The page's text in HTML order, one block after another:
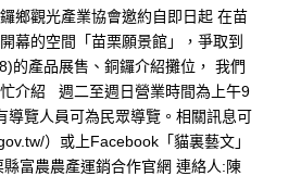
鄉觀光產業協會邀約自即日起 在苗
幕的空間「苗栗願景館」，爭取到
的產品展售、銅鑼介紹攤位， 我們
介紹 週二至週日營業時間為上午9
導覽人員可為民眾導覽。相關訊息可
）或上Facebook「貓裏藝文」
富農農產運銷合作官網 連絡人:陳